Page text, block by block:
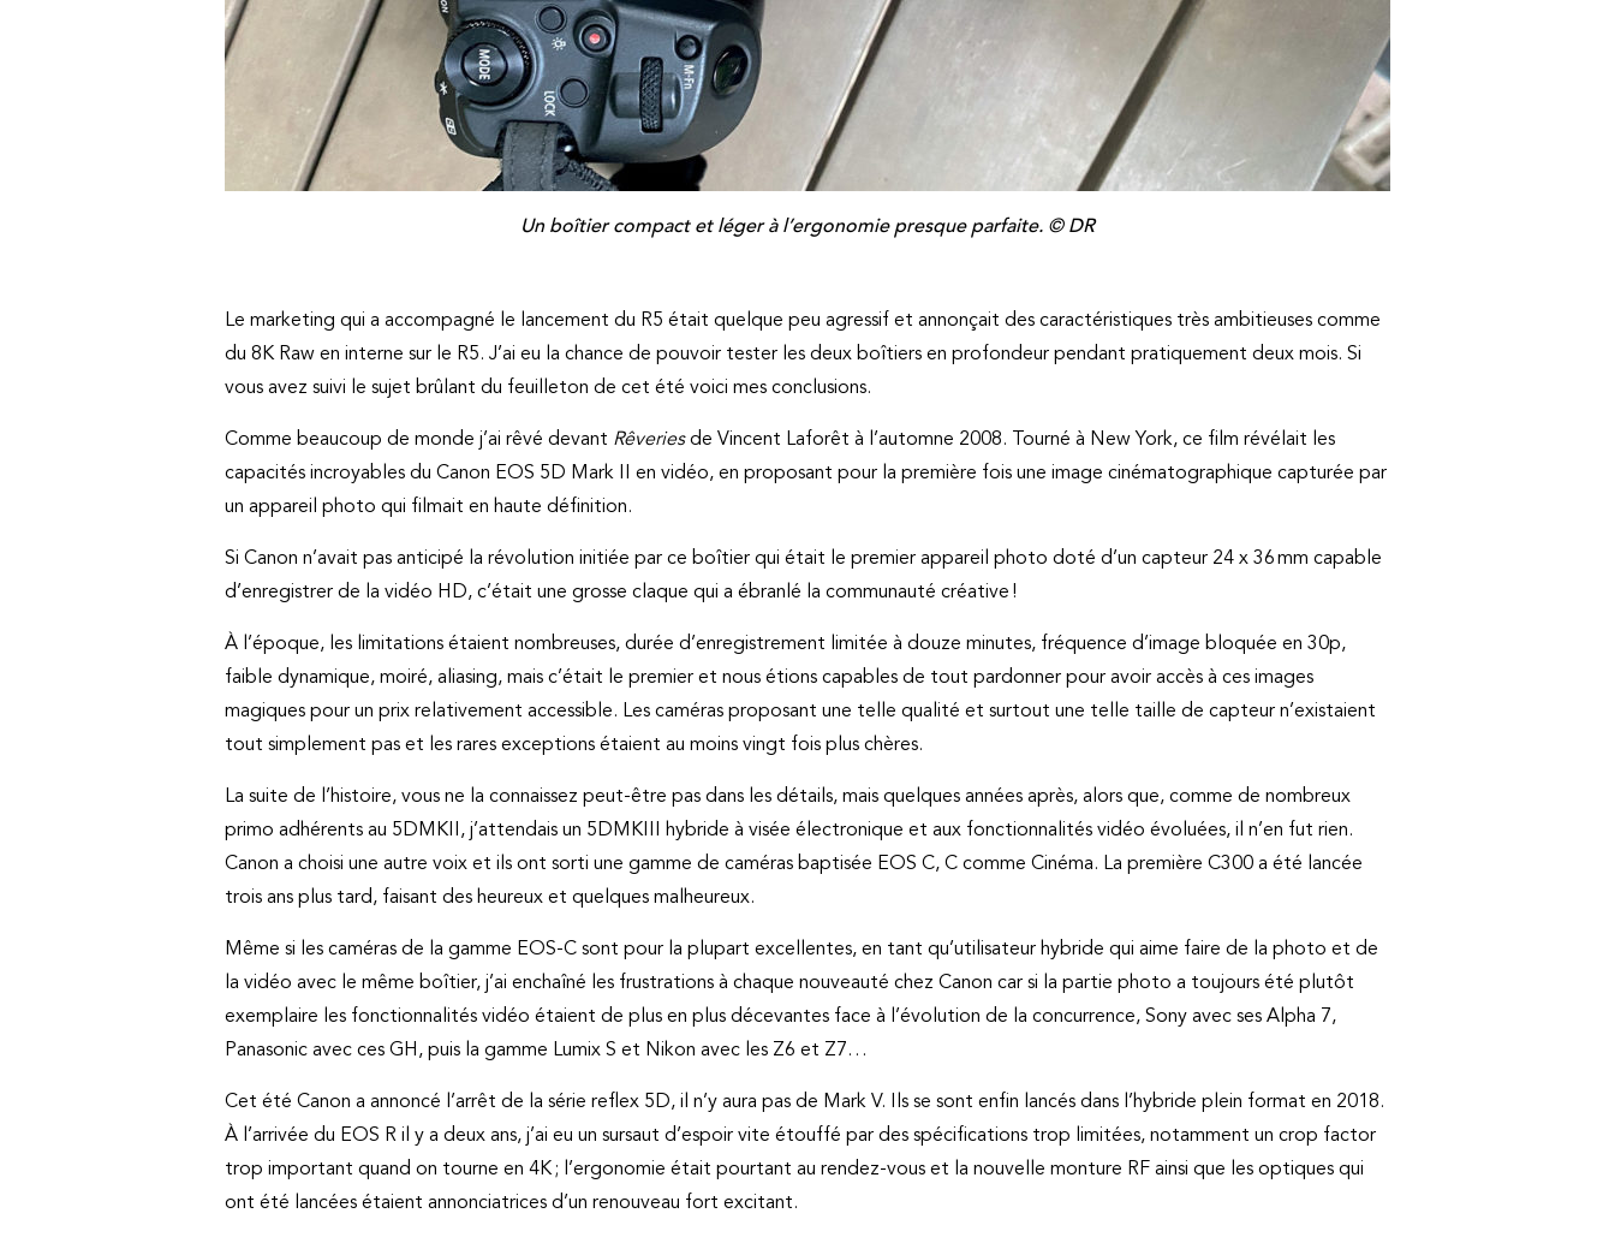
Un boîtier compact et léger à l’ergonomie presque parfaite. © DR
Le marketing qui a accompagné le lancement du R5 était quelque peu agressif et annonçait des caractéristiques très ambitieuses comme
du 8K Raw en interne sur le R5. J’ai eu la chance de pouvoir tester les deux boîtiers en profondeur pendant pratiquement deux mois. Si
vous avez suivi le sujet brûlant du feuilleton de cet été voici mes conclusions.
Comme beaucoup de monde j’ai rêvé devant Rêveriesde Vincent Laforêt à l’automne 2008. Tourné à New York, ce film révélait les
capacités incroyables du Canon EOS 5D Mark II en vidéo, en proposant pour la première fois une image cinématographique capturée par
un appareil photo qui filmait en haute définition.
Si Canon n’avait pas anticipé la révolution initiée par ce boîtier qui était le premier appareil photo doté d’un capteur 24 x 36 mm capable
d’enregistrer de la vidéo HD, c’était une grosse claque qui a ébranlé la communauté créative !
À l’époque, les limitations étaient nombreuses, durée d’enregistrement limitée à douze minutes, fréquence d’image bloquée en 30p,
faible dynamique, moiré, aliasing, mais c’était le premier et nous étions capables de tout pardonner pour avoir accès à ces images
magiques pour un prix relativement accessible. Les caméras proposant une telle qualité et surtout une telle taille de capteur n’existaient
tout simplement pas et les rares exceptions étaient au moins vingt fois plus chères.
La suite de l’histoire, vous ne la connaissez peut-être pas dans les détails, mais quelques années après, alors que, comme de nombreux
primo adhérents au 5DMKII, j’attendais un 5DMKIII hybride à visée électronique et aux fonctionnalités vidéo évoluées, il n’en fut rien.
Canon a choisi une autre voix et ils ont sorti une gamme de caméras baptisée EOS C, C comme Cinéma. La première C300 a été lancée
trois ans plus tard, faisant des heureux et quelques malheureux.
Même si les caméras de la gamme EOS-C sont pour la plupart excellentes, en tant qu’utilisateur hybride qui aime faire de la photo et de
la vidéo avec le même boîtier, j’ai enchaîné les frustrations à chaque nouveauté chez Canon car si la partie photo a toujours été plutôt
exemplaire les fonctionnalités vidéo étaient de plus en plus décevantes face à l’évolution de la concurrence, Sony avec ses Alpha 7,
Panasonic avec ces GH, puis la gamme Lumix S et Nikon avec les Z6 et Z7…
Cet été Canon a annoncé l’arrêt de la série reflex 5D, il n’y aura pas de Mark V. Ils se sont enfin lancés dans l’hybride plein format en 2018.
À l’arrivée du EOS R il y a deux ans, j’ai eu un sursaut d’espoir vite étouffé par des spécifications trop limitées, notamment un crop factor
trop important quand on tourne en 4K ; l’ergonomie était pourtant au rendez-vous et la nouvelle monture RF ainsi que les optiques qui
ont été lancées étaient annonciatrices d’un renouveau fort excitant.